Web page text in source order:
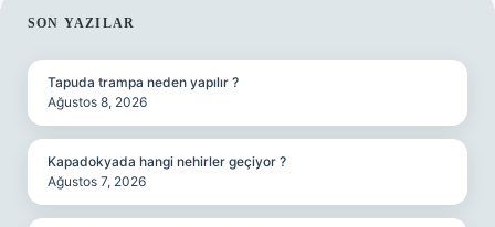
SIDEBAR
SON YAZILAR
Tapuda trampa neden yapılır ?
Ağustos 8, 2026
Kapadokyada hangi nehirler geçiyor ?
Ağustos 7, 2026